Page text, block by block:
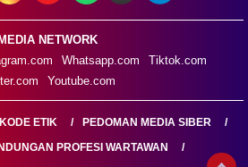
MEDIA NETWORK
Whatsapp.com
Tiktok.com
Youtube.com
KODE ETIK
PEDOMAN MEDIA SIBER
PROFESI WARTAWAN